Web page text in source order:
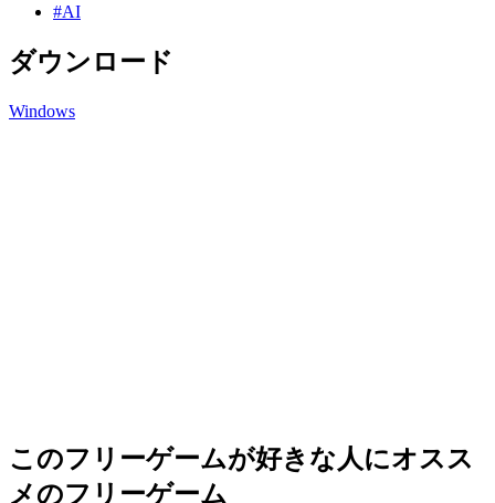
#AI
ダウンロード
Windows
このフリーゲームが好きな人にオスス
メのフリーゲーム